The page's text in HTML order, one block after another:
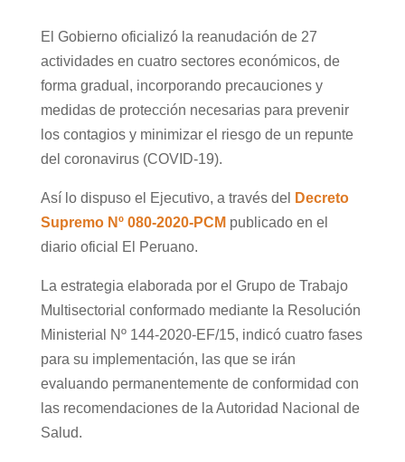
El Gobierno oficializó la reanudación de 27
actividades en cuatro sectores económicos, de
forma gradual, incorporando precauciones y
medidas de protección necesarias para prevenir
los contagios y minimizar el riesgo de un repunte
del coronavirus (COVID-19).
Así lo dispuso el Ejecutivo, a través del
Decreto
Supremo Nº 080-2020-PCM publicado en el
diario oficial El Peruano.
La estrategia elaborada por el Grupo de Trabajo
Multisectorial conformado mediante la Resolución
Ministerial Nº 144-2020-EF/15, indicó cuatro fases
para su implementación, las que se irán
evaluando permanentemente de conformidad con
las recomendaciones de la Autoridad Nacional de
Salud.